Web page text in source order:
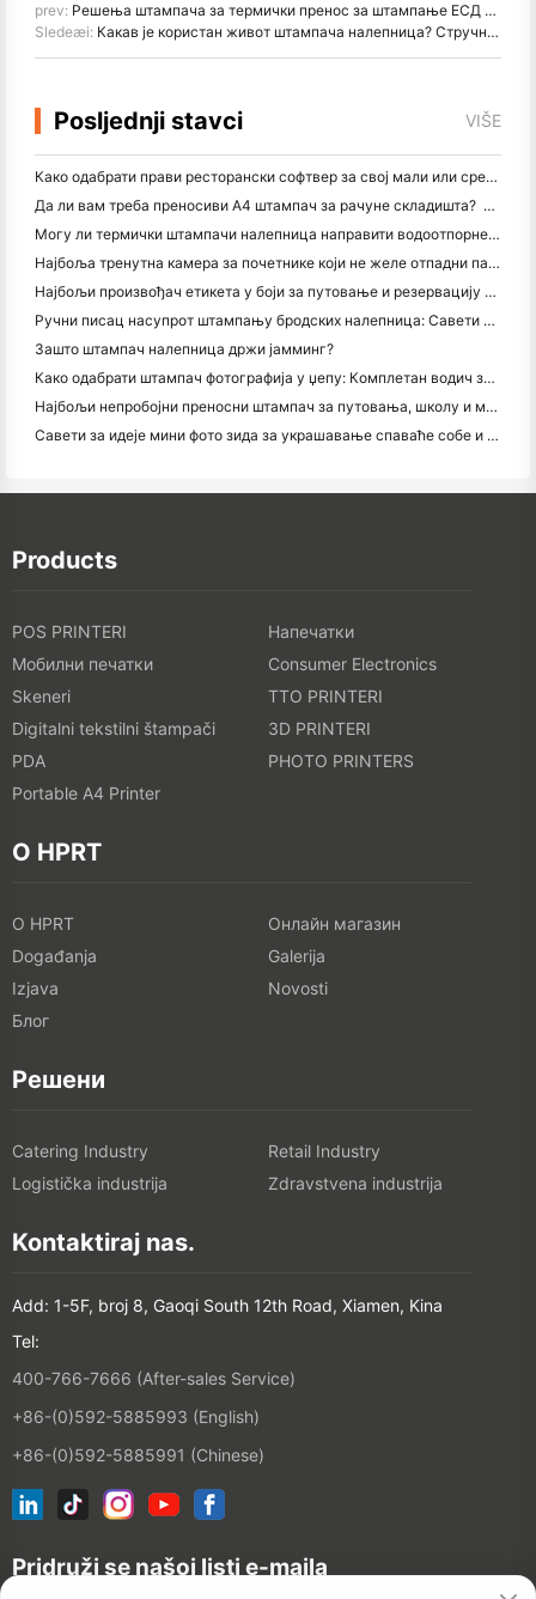
prev: Решења штампача за термички пренос за штампање ЕСД налепница у производњи електронике
Sledeæi: Какав је користан живот штампача налепница? Стручни водич изнутра
Posljednji stavci VIŠE
Како одабрати прави ресторански софтвер за свој мали или средњи ресторан
Да ли вам треба преносиви А4 штампач за рачуне складишта? Шта заправо ради
Могу ли термички штампачи налепница направити водоотпорне налепнице за мале пословне производе?
Најбоља тренутна камера за почетнике који не желе отпадни папир
Најбољи произвођач етикета у боји за путовање и резервацију текста: Додајте више боја свакој страници
Ручни писац насупрот штампању бродских налепница: Савети за мала предузећа у 2026. години
Зашто штампач налепница држи јамминг?
Како одабрати штампач фотографија у џепу: Комплетан водич за кориснике путовања, путовања и иПхонеа
Најбољи непробојни преносни штампач за путовања, школу и мобилне радове: Ханин МТ620 Про Ревиев
Савети за идеје мини фото зида за украшавање спаваће собе и спаваће собе
Products
POS PRINTERI
Напечатки
Мобилни печатки
Consumer Electronics
Skeneri
TTO PRINTERI
Digitalni tekstilni štampači
3D PRINTERI
PDA
PHOTO PRINTERS
Portable A4 Printer
O HPRT
O HPRT
Онлайн магазин
Događanja
Galerija
Izjava
Novosti
Блог
Решени
Catering Industry
Retail Industry
Logistička industrija
Zdravstvena industrija
Kontaktiraj nas.
Add: 1-5F, broj 8, Gaoqi South 12th Road, Xiamen, Kina
Tel:
400-766-7666 (After-sales Service)
+86-(0)592-5885993 (English)
+86-(0)592-5885991 (Chinese)
Pridruži se našoj listi e-maila